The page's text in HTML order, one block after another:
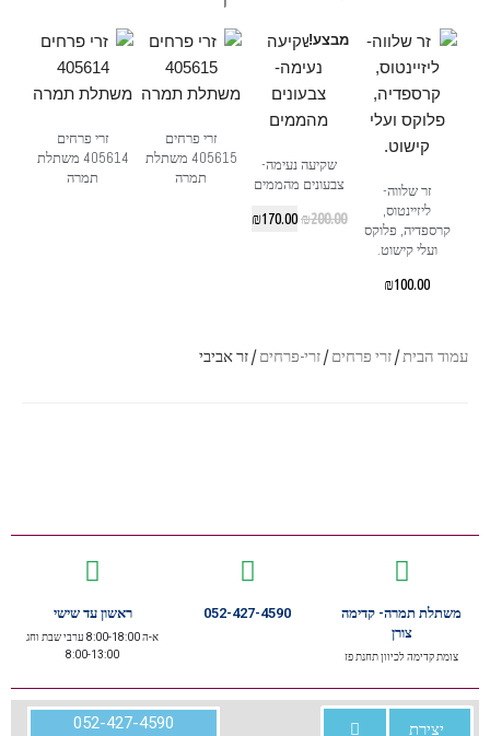
זר שלווה-
ליזיינטוס,
קרספדיה, פלוקס
ועלי קישוט.
₪100.00
מבצע!
שקיעה נעימה-
צבעונים מהממים
₪200.00
₪170.00
זרי פרחים
405615 משתלת
תמרה
זרי פרחים
405614 משתלת
תמרה
עמוד הבית/זרי פרחים/זרי-פרחים/ זר אביבי
משתלת תמרה- קדימה
צורן
צומת קדימה לכיוון תחנת פז
052-427-4590 ראשון עד שישי
א-ה 8:00-18:00 ערבי שבת וחג
8:00-13:00
יצירת
052-427-4590